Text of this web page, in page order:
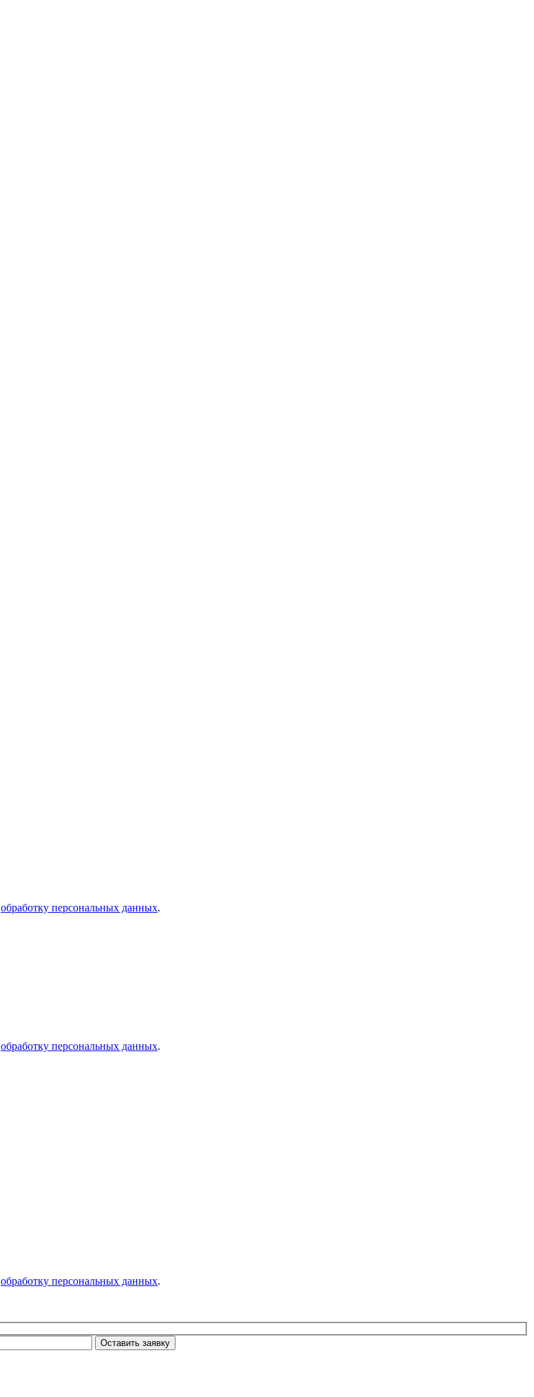
обработку персональных данных.
обработку персональных данных.
обработку персональных данных.